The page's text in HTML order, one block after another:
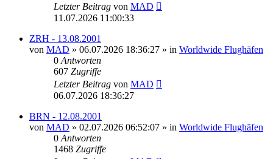
Letzter Beitrag von MAD
11.07.2026 11:00:33
ZRH - 13.08.2001
von MAD » 06.07.2026 18:36:27 » in Worldwide Flughäfen
0 Antworten
607 Zugriffe
Letzter Beitrag von MAD
06.07.2026 18:36:27
BRN - 12.08.2001
von MAD » 02.07.2026 06:52:07 » in Worldwide Flughäfen
0 Antworten
1468 Zugriffe